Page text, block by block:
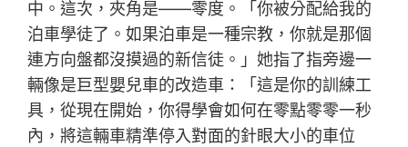
中。這次，夾角是——零度。「你被分配給我的
泊車學徒了。如果泊車是一種宗教，你就是那個
連方向盤都沒摸過的新信徒。」她指了指旁邊一
輛像是巨型嬰兒車的改造車：「這是你的訓練工
具，從現在開始，你得學會如何在零點零零一秒
內，將這輛車精準停入對面的針眼大小的車位